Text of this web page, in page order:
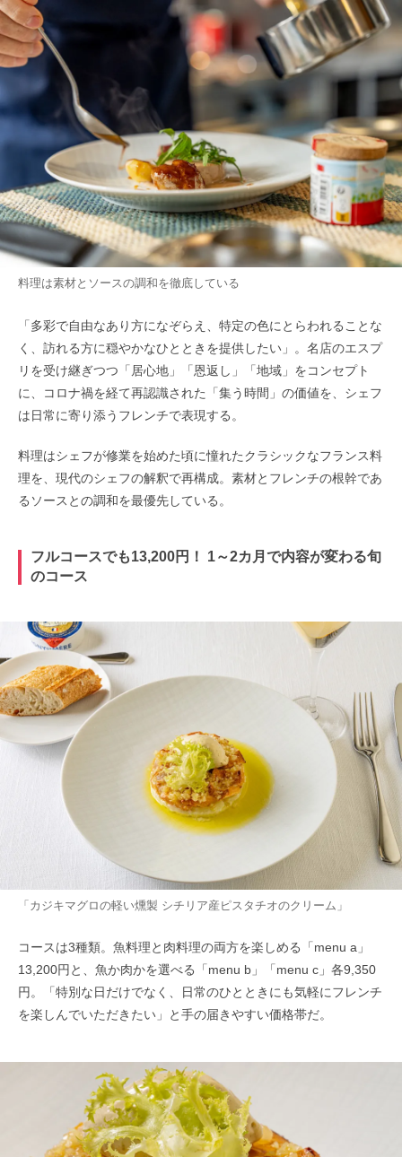
料理は素材とソースの調和を徹底している
「多彩で自由なあり方になぞらえ、特定の色にとらわれることな
く、訪れる方に穏やかなひとときを提供したい」。名店のエスプ
リを受け継ぎつつ「居心地」「恩返し」「地域」をコンセプト
に、コロナ禍を経て再認識された「集う時間」の価値を、シェフ
は日常に寄り添うフレンチで表現する。
料理はシェフが修業を始めた頃に憧れたクラシックなフランス料
理を、現代のシェフの解釈で再構成。素材とフレンチの根幹であ
るソースとの調和を最優先している。
フルコースでも13,200円！ 1～2カ月で内容が変わる旬
のコース
「カジキマグロの軽い燻製 シチリア産ピスタチオのクリーム」
コースは3種類。魚料理と肉料理の両方を楽しめる「menu a」
13,200円と、魚か肉かを選べる「menu b」「menu c」各9,350
円。「特別な日だけでなく、日常のひとときにも気軽にフレンチ
を楽しんでいただきたい」と手の届きやすい価格帯だ。